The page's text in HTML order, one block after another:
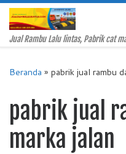
Skip to content
Jual Rambu Lalu lintas, Pabrik cat
Beranda » pabrik jual rambu
pabrik jual
marka jalan